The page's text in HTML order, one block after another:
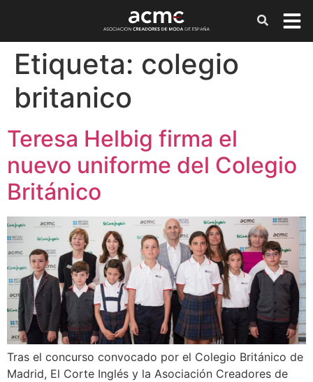
Etiqueta: colegio
britanico
Teresa Helbig firma el
nuevo uniforme del Colegio
Británico
Tras el concurso convocado por el Colegio Británico de
Madrid, El Corte Inglés y la Asociación Creadores de